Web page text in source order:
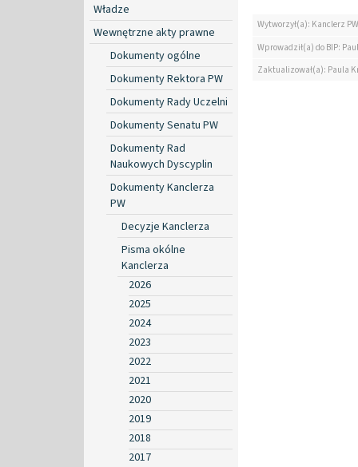
Władze
Wewnętrzne akty prawne
Dokumenty ogólne
Dokumenty Rektora PW
Dokumenty Rady Uczelni
Dokumenty Senatu PW
Dokumenty Rad
Naukowych Dyscyplin
Dokumenty Kanclerza
PW
Decyzje Kanclerza
Pisma okólne
Kanclerza
2026
2025
2024
2023
2022
2021
2020
2019
2018
2017
Wytworzył(a): Kanclerz PW
Wprowadził(a) do BIP:
Zaktualizował(a): Paula